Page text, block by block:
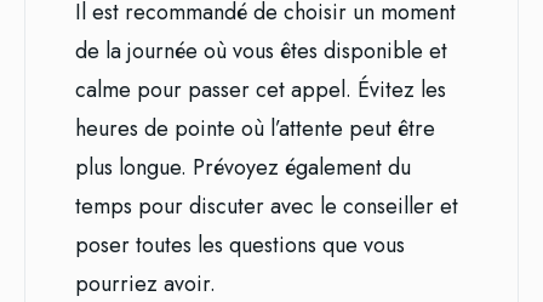
Il est recommandé de choisir un moment
de la journée où vous êtes disponible et
calme pour passer cet appel. Évitez les
heures de pointe où l’attente peut être
plus longue. Prévoyez également du
temps pour discuter avec le conseiller et
poser toutes les questions que vous
pourriez avoir.